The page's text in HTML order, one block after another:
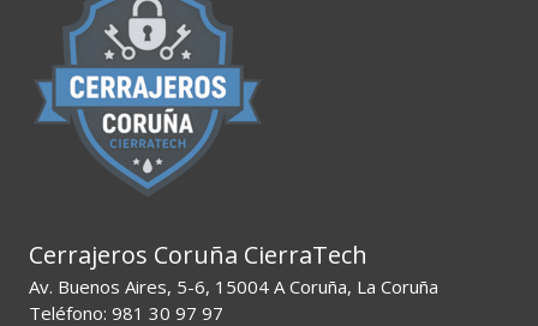
Cerrajeros Coruña CierraTech
Av. Buenos Aires, 5-6, 15004 A Coruña, La Coruña
Teléfono: 981 30 97 97